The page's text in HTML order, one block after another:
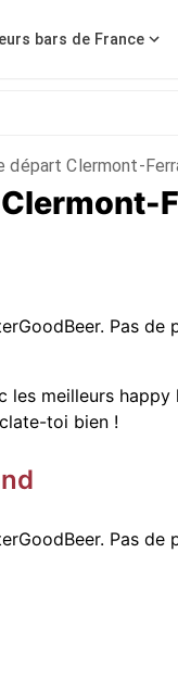
bars de France
départ Clermont-
Pas de
meilleurs
toi bien !
Pas de